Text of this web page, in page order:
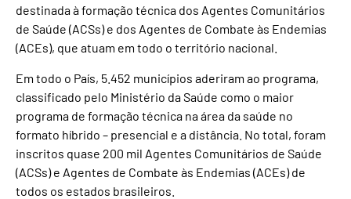
destinada à formação técnica dos Agentes Comunitários
de Saúde (ACSs) e dos Agentes de Combate às Endemias
(ACEs), que atuam em todo o território nacional.
Em todo o País, 5.452 municípios aderiram ao programa,
classificado pelo Ministério da Saúde como o maior
programa de formação técnica na área da saúde no
formato híbrido – presencial e a distância. No total, foram
inscritos quase 200 mil Agentes Comunitários de Saúde
(ACSs) e Agentes de Combate às Endemias (ACEs) de
todos os estados brasileiros.